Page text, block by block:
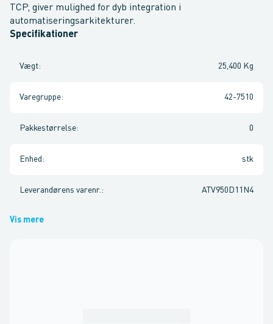
TCP, giver mulighed for dyb integration i
automatiseringsarkitekturer.
Specifikationer
Vægt: 25,400 Kg
Varegruppe: 42-7510
Pakkestørrelse: 0
Enhed : stk
Leverandørens varenr. : ATV950D11N4
Vis mere